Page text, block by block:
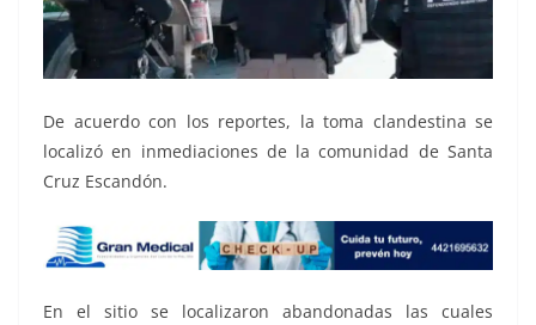
De acuerdo con los reportes, la toma clandestina se
localizó en inmediaciones de la comunidad de Santa
Cruz Escandón.
En el sitio se localizaron abandonadas las cuales